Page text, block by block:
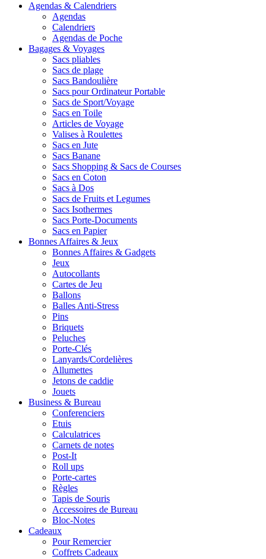
Agendas & Calendriers
Agendas
Calendriers
Agendas de Poche
Bagages & Voyages
Sacs pliables
Sacs de plage
Sacs Bandoulière
Sacs pour Ordinateur Portable
Sacs de Sport/Voyage
Sacs en Toile
Articles de Voyage
Valises à Roulettes
Sacs en Jute
Sacs Banane
Sacs Shopping & Sacs de Courses
Sacs en Coton
Sacs à Dos
Sacs de Fruits et Legumes
Sacs Isothermes
Sacs Porte-Documents
Sacs en Papier
Bonnes Affaires & Jeux
Bonnes Affaires & Gadgets
Jeux
Autocollants
Cartes de Jeu
Ballons
Balles Anti-Stress
Pins
Briquets
Peluches
Porte-Clés
Lanyards/Cordelières
Allumettes
Jetons de caddie
Jouets
Business & Bureau
Conferenciers
Etuis
Calculatrices
Carnets de notes
Post-It
Roll ups
Porte-cartes
Règles
Tapis de Souris
Accessoires de Bureau
Bloc-Notes
Cadeaux
Pour Remercier
Coffrets Cadeaux